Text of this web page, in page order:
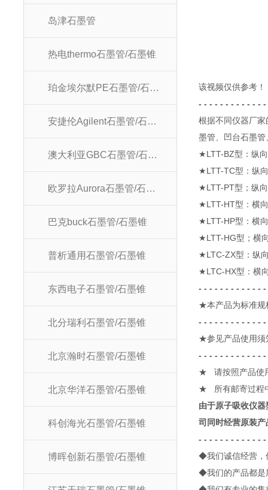
岛津石墨管
热电thermo石墨管/石墨锥
珀金埃尔默PE石墨管/石墨锥
安捷伦Agilent石墨管/石墨锥
澳大利亚GBC石墨管/石墨锥
欧罗拉Aurora石墨管/石墨锥
巴克buck石墨管/石墨锥
普析通用石墨管/石墨锥
东西电子石墨管/石墨锥
北分瑞利石墨管/石墨锥
北京瀚时石墨管/石墨锥
北京华洋石墨管/石墨锥
科创海光石墨管/石墨锥
博晖创新石墨管/石墨锥
该视频仅供参考！
- - - - - - - - - - - -
根据不同仪器厂
墨管、凹台石墨
★LTT-BZ型：纵
★LTT-TC型：纵
★LTT-PT型；纵
★LTT-HT型：横
★LTT-HP型：横
★LTT-HG型；横
★LTC-ZX型：纵
★LTC-HX型：横
- - - - - - - - - - - -
★本产品为标准规
- - - - - - - - - - - -
★参见产品使用须
- - - - - - - - - - - -
★
请按照产品使
★
所有邮寄过程
由于原子吸收仪
司同时经营原装
- - - - - - - - - - - -
◆我们诚信经营
◆我们的产品都